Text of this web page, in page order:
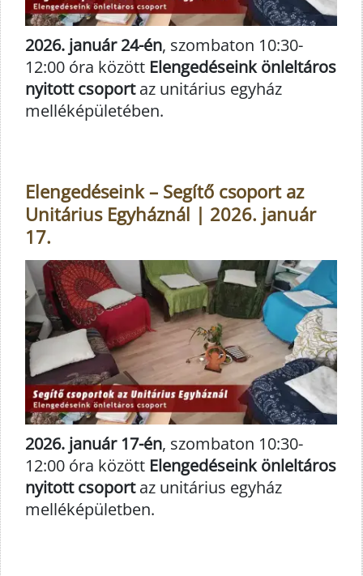
2026. január 24-én, szombaton 10:30-
12:00 óra között Elengedéseink önleltáros
nyitott csoportaz unitárius egyház
melléképületében.
Elengedéseink – Segítő csoport az
Unitárius Egyháznál | 2026. január
17.
2026. január 17-én, szombaton 10:30-
12:00 óra között Elengedéseink önleltáros
nyitott csoportaz unitárius egyház
melléképületben.